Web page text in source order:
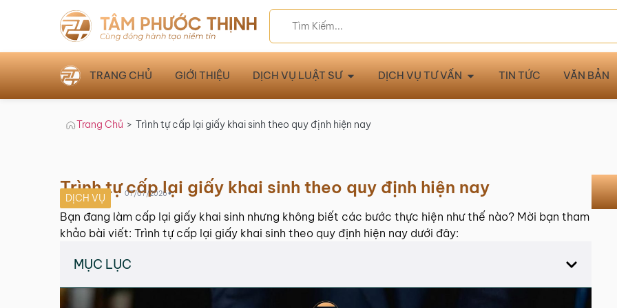
TRANG CHỦ GIỚI THIỆU DỊCH VỤ LUẬT SƯ DỊCH VỤ TƯ VẤN TIN TỨC VĂN BẢN
Trang Chủ > Trình tự cấp lại giấy khai sinh theo quy định hiện nay
Trình tự cấp lại giấy khai sinh theo quy định hiện nay
DỊCH VỤ 07/07/2026•
Bạn đang làm cấp lại giấy khai sinh nhưng không biết các bước thực hiện như thế nào? Mời bạn tham
khảo bài viết: Trình tự cấp lại giấy khai sinh theo quy định hiện nay dưới đây:
MỤC LỤC